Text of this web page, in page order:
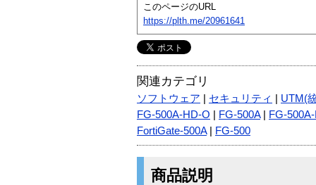
このページのURL
https://plth.me/20961641
関連カテゴリ
ソフトウェア セキュリティ
UTM(
FG-500A-HD-O
FG-500A|
FG-
FortiGate-500A| FG-500
商品説明